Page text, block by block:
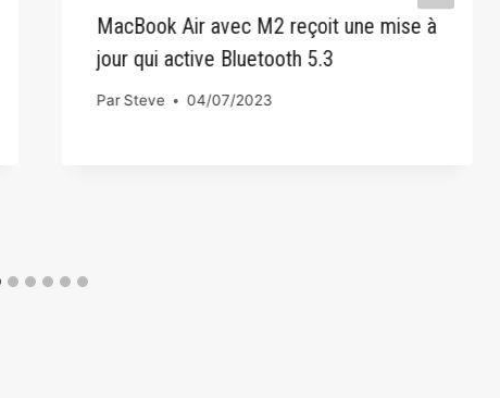
MacBook Air avec M2 reçoit une mise à
jour qui active Bluetooth 5.3
Par Steve 04/07/2023